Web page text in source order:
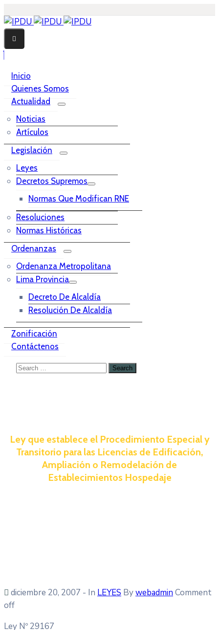
Inicio
Quienes Somos
Actualidad
Noticias
Artículos
Legislación
Leyes
Decretos Supremos
Normas Que Modifican RNE
Resoluciones
Normas Históricas
Ordenanzas
Ordenanza Metropolitana
Lima Provincia
Decreto De Alcaldía
Resolución De Alcaldía
Zonificación
Contáctenos
Ley que establece el Procedimiento Especial y
Transitorio para las Licencias de Edificación,
Ampliación o Remodelación de
Establecimientos Hospedaje
diciembre 20, 2007 - In LEYES BywebadminComment
off
Ley Nº 29167